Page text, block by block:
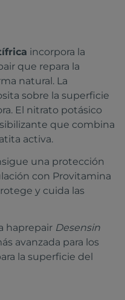
incorpora la
que repara la
natural. La
sobre la superficie
El nitrato potásico
que combina
activa.
una protección
con Provitamina
y cuida las
haprepair Desensin
avanzada para los
la superficie del